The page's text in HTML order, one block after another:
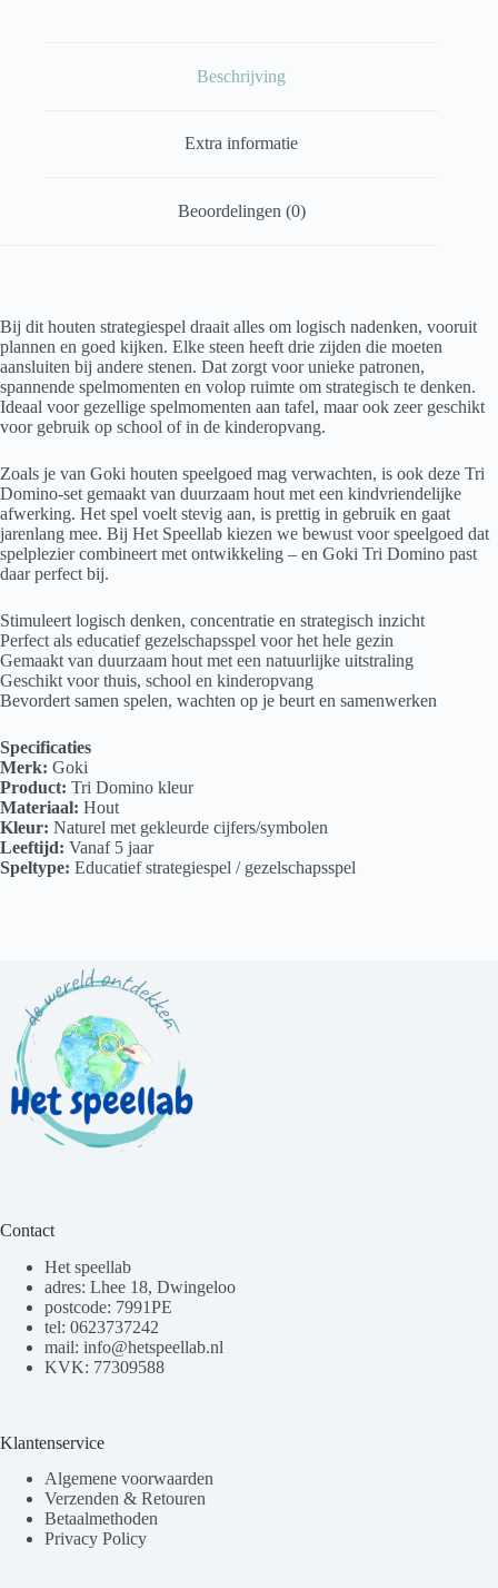
Beschrijving
Extra informatie
Beoordelingen (0)
Bij dit houten strategiespel draait alles om logisch nadenken, vooruit
plannen en goed kijken. Elke steen heeft drie zijden die moeten
aansluiten bij andere stenen. Dat zorgt voor unieke patronen,
spannende spelmomenten en volop ruimte om strategisch te denken.
Ideaal voor gezellige spelmomenten aan tafel, maar ook zeer geschikt
voor gebruik op school of in de kinderopvang.
Zoals je van Goki houten speelgoed mag verwachten, is ook deze Tri
Domino-set gemaakt van duurzaam hout met een kindvriendelijke
afwerking. Het spel voelt stevig aan, is prettig in gebruik en gaat
jarenlang mee. Bij Het Speellab kiezen we bewust voor speelgoed dat
spelplezier combineert met ontwikkeling – en Goki Tri Domino past
daar perfect bij.
Stimuleert logisch denken, concentratie en strategisch inzicht
Perfect als educatief gezelschapsspel voor het hele gezin
Gemaakt van duurzaam hout met een natuurlijke uitstraling
Geschikt voor thuis, school en kinderopvang
Bevordert samen spelen, wachten op je beurt en samenwerken
Specificaties
Merk: Goki
Product: Tri Domino kleur
Materiaal: Hout
Kleur: Naturel met gekleurde cijfers/symbolen
Leeftijd: Vanaf 5 jaar
Speltype: Educatief strategiespel / gezelschapsspel
Contact
Het speellab
adres: Lhee 18, Dwingeloo
postcode: 7991PE
tel: 0623737242
mail: info@hetspeellab.nl
KVK: 77309588
Klantenservice
Algemene voorwaarden
Verzenden & Retouren
Betaalmethoden
Privacy Policy